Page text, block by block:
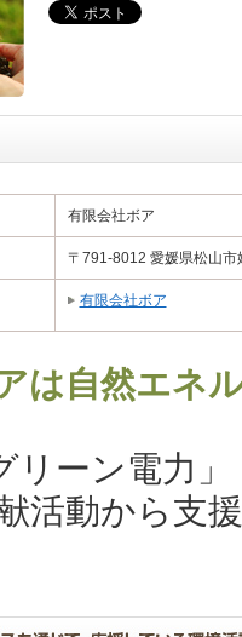
有限会社ボア
〒791-8012 愛媛県松山市
有限会社ボア
は自然エネ
リーン電力
活動から支